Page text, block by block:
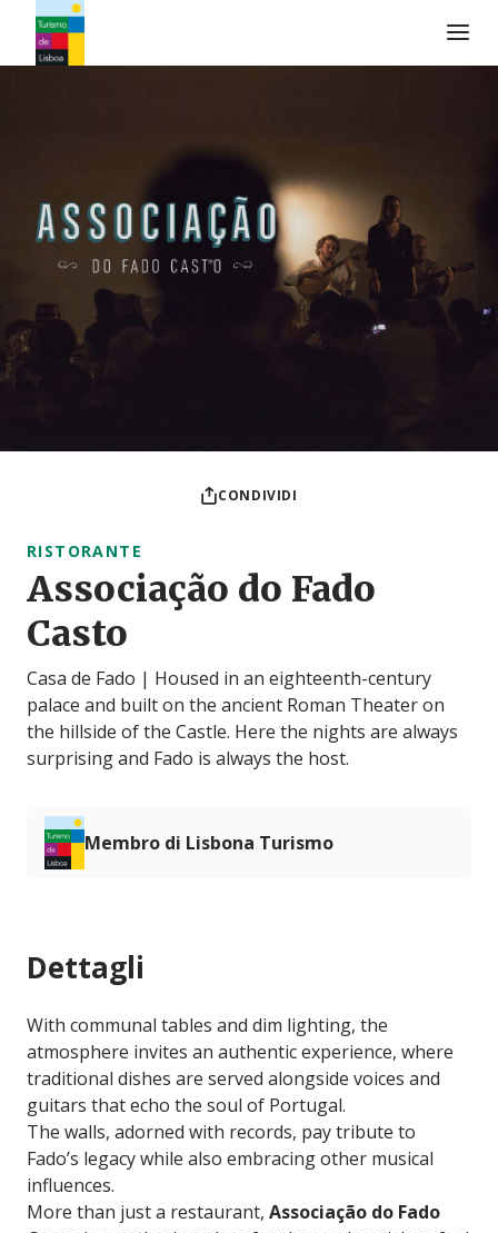
CONDIVIDI
RISTORANTE
Associação do Fado
Casto
Casa de Fado | Housed in an eighteenth-century
palace and built on the ancient Roman Theater on
the hillside of the Castle. Here the nights are always
surprising and Fado is always the host.
Membro di Lisbona Turismo
Dettagli
With communal tables and dim lighting, the
atmosphere invites an authentic experience, where
traditional dishes are served alongside voices and
guitars that echo the soul of Portugal.
The walls, adorned with records, pay tribute to
Fado’s legacy while also embracing other musical
influences.
More than just a restaurant, Associação do Fado